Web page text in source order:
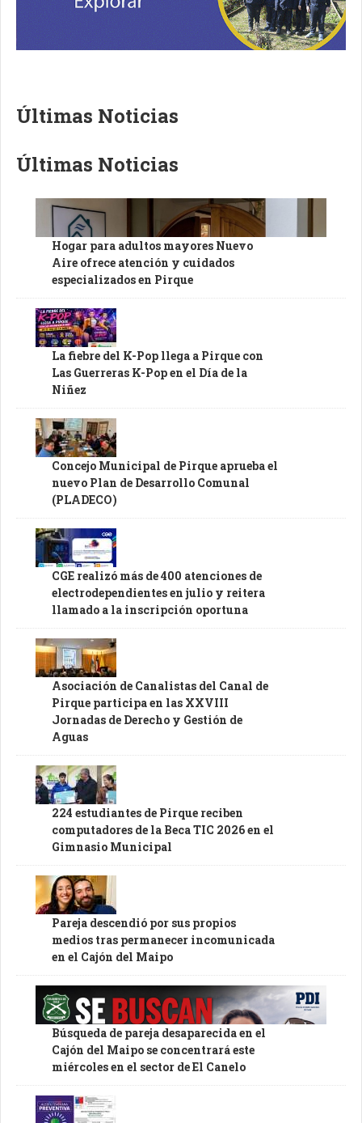
Últimas Noticias
Últimas Noticias
Hogar para adultos mayores Nuevo
Aire ofrece atención y cuidados
especializados en Pirque
La fiebre del K-Pop llega a Pirque con
Las Guerreras K-Pop en el Día de la
Niñez
Concejo Municipal de Pirque aprueba el
nuevo Plan de Desarrollo Comunal
(PLADECO)
CGE realizó más de 400 atenciones de
electrodependientes en julio y reitera
llamado a la inscripción oportuna
Asociación de Canalistas del Canal de
Pirque participa en las XXVIII
Jornadas de Derecho y Gestión de
Aguas
224 estudiantes de Pirque reciben
computadores de la Beca TIC 2026 en el
Gimnasio Municipal
Pareja descendió por sus propios
medios tras permanecer incomunicada
en el Cajón del Maipo
Búsqueda de pareja desaparecida en el
Cajón del Maipo se concentrará este
miércoles en el sector de El Canelo